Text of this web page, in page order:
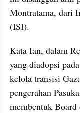
Montratama, dari
(ISI).
Kata Ian, dalam
yang diadopsi
kelola transisi
pengerahan
membentuk